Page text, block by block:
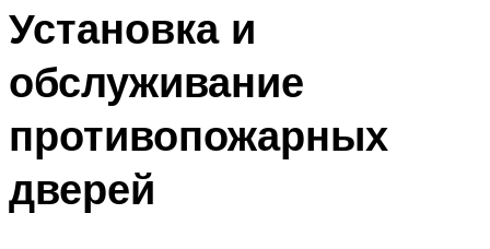
Установка и
обслуживание
противопожарных
дверей